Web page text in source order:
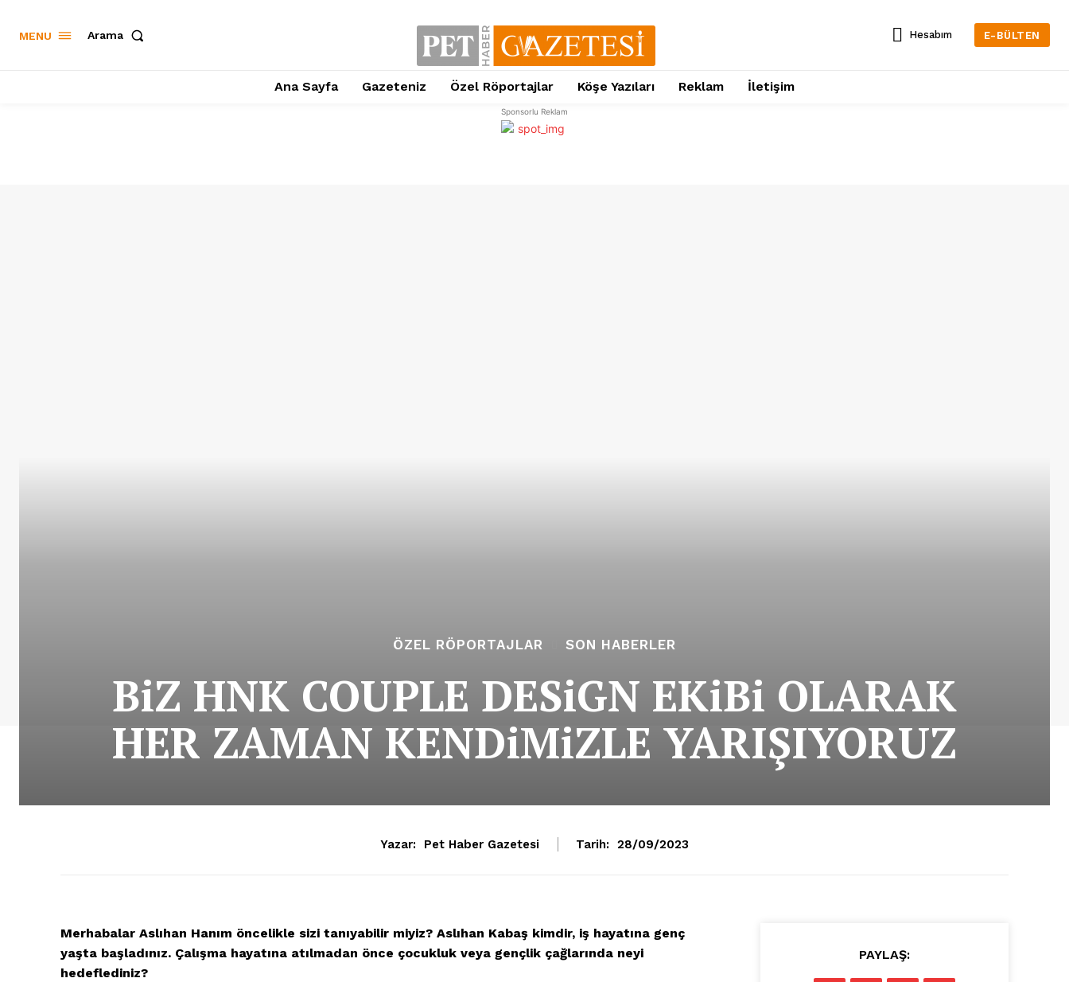
MENU Arama Hesabım E-BÜLTEN
Ana Sayfa Gazeteniz Özel Röportajlar Köşe Yazıları Reklam İletişim
Sponsorlu Reklam
ÖZEL RÖPORTAJLAR SON HABERLER
BiZ HNK COUPLE DESiGN EKiBi OLARAK
HER ZAMAN KENDiMiZLE YARIŞIYORUZ
Yazar: Pet Haber Gazetesi Tarih: 28/09/2023
Merhabalar Aslıhan Hanım öncelikle sizi tanıyabilir miyiz? Aslıhan Kabaş kimdir, iş hayatına genç
yaşta başladınız. Çalışma hayatına atılmadan önce çocukluk veya gençlik çağlarında neyi
hedeflediniz?
PAYLAŞ: